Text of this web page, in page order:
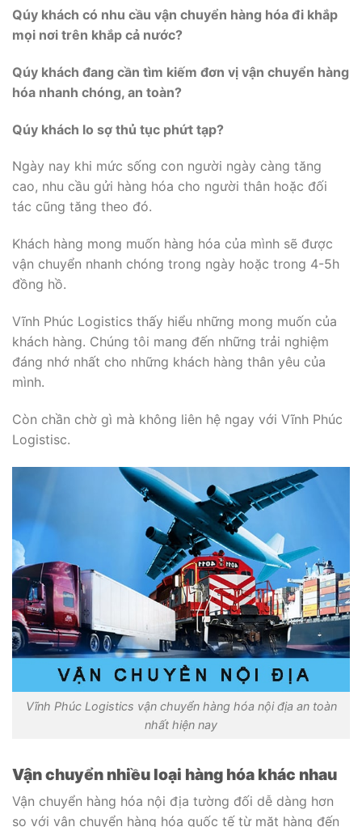
Qúy khách có nhu cầu vận chuyển hàng hóa đi khắp
mọi nơi trên khắp cả nước?
Qúy khách đang cần tìm kiếm đơn vị vận chuyển hàng
hóa nhanh chóng, an toàn?
Qúy khách lo sợ thủ tục phứt tạp?
Ngày nay khi mức sống con người ngày càng tăng
cao, nhu cầu gửi hàng hóa cho người thân hoặc đối
tác cũng tăng theo đó.
Khách hàng mong muốn hàng hóa của mình sẽ được
vận chuyển nhanh chóng trong ngày hoặc trong 4-5h
đồng hồ.
Vĩnh Phúc Logistics thấy hiểu những mong muốn của
khách hàng. Chúng tôi mang đến những trải nghiệm
đáng nhớ nhất cho những khách hàng thân yêu của
mình.
Còn chần chờ gì mà không liên hệ ngay với Vĩnh Phúc
Logistisc.
Vĩnh Phúc Logistics vận chuyển hàng hóa nội địa an toàn
nhất hiện nay
Vận chuyển nhiều loại hàng hóa khác nhau
Vận chuyển hàng hóa nội địa tường đối dễ dàng hơn
so với vận chuyển hàng hóa quốc tế từ mặt hàng đến